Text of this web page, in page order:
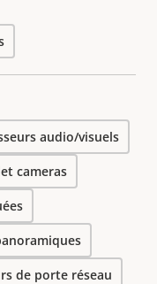
audio/visuels
cameras
de porte réseau